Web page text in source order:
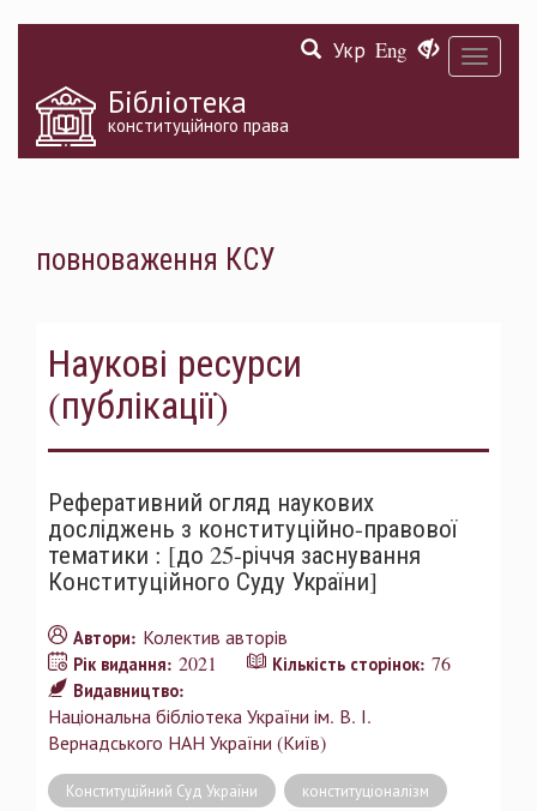
Toggle
Укр Eng
Бібліотека
конституційного права
повноваження КСУ
Наукові ресурси
(публікації)
Реферативний огляд наукових
досліджень з конституційно-правової
тематики : [до 25-річчя заснування
Конституційного Суду України]
Автори: Колектив авторів
Рік видання: 2021 Кількість сторінок: 76
Видавництво:
Національна бібліотека України ім. В. І.
Вернадського НАН України (Київ)
Конституційний Суд України
конституціоналізм